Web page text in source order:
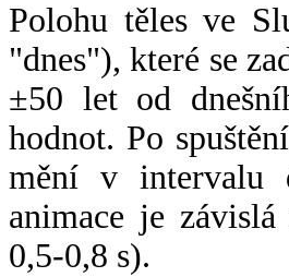
Polohu těles ve
"dnes"), které se
±50 let od
hodnot. Po
mění v intervalu
animace je
0,5-0,8 s).